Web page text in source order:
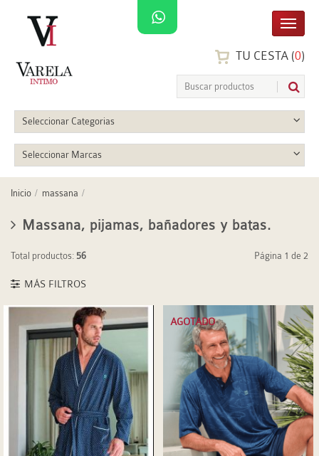
TU CESTA (0)
Seleccionar Categorias
Seleccionar Marcas
Inicio massana
Massana, pijamas, bañadores y batas.
Total productos: 56 Página 1 de 2
MÁS FILTROS
AGOTADO